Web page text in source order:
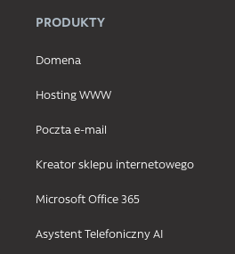
PRODUKTY
Domena
Hosting WWW
Poczta e-mail
Kreator sklepu internetowego
Microsoft Office 365
Asystent Telefoniczny AI